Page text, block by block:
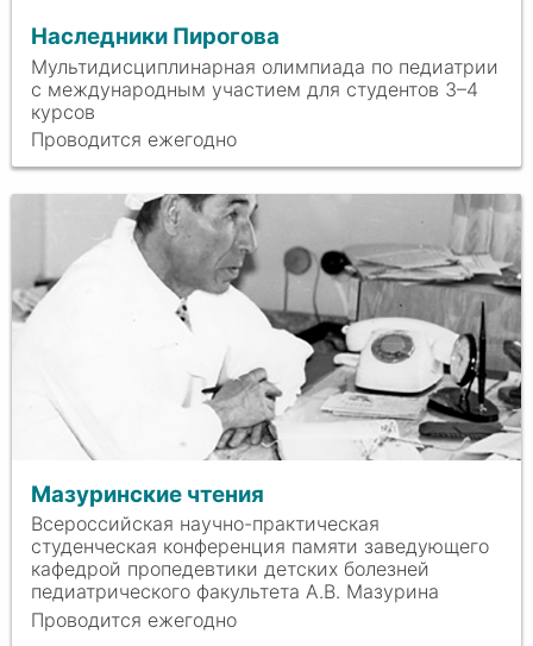
Наследники Пирогова
Мультидисциплинарная олимпиада по педиатрии
с международным участием для студентов 3–4
курсов
Проводится ежегодно
Мазуринские чтения
Всероссийская научно-практическая
студенческая конференция памяти заведующего
кафедрой пропедевтики детских болезней
педиатрического факультета А.В. Мазурина
Проводится ежегодно